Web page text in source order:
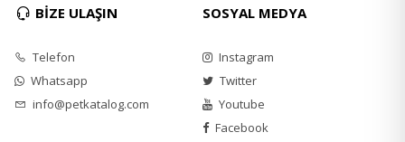
BİZE ULAŞIN
Telefon
Whatsapp
info@petkatalog.com
SOSYAL MEDYA
Instagram
Twitter
Youtube
Facebook